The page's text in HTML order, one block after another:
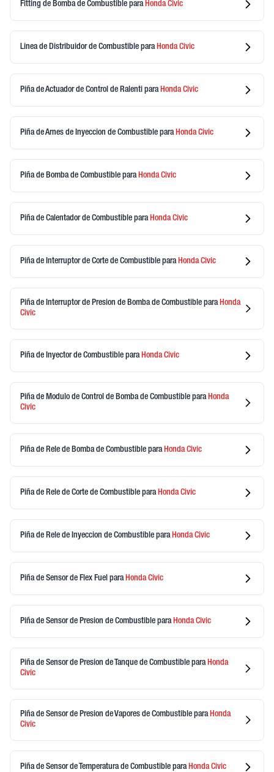
Fitting de Bomba de Combustible para HondaCivic
Linea de Distribuidor de Combustible para HondaCivic
Piña de Actuador de Control de Ralenti para HondaCivic
Piña de Arnes de Inyeccion de Combustible para HondaCivic
Piña de Bomba de Combustible para HondaCivic
Piña de Calentador de Combustible para HondaCivic
Piña de Interruptor de Corte de Combustible para HondaCivic
Piña de Interruptor de Presion de Bomba de Combustible paraHonda
Civic
Piña de Inyector de Combustible para HondaCivic
Piña de Modulo de Control de Bomba de Combustible paraHonda
Civic
Piña de Rele de Bomba de Combustible para HondaCivic
Piña de Rele de Corte de Combustible para HondaCivic
Piña de Rele de Inyeccion de Combustible para HondaCivic
Piña de Sensor de Flex Fuel para HondaCivic
Piña de Sensor de Presion de Combustible para HondaCivic
Piña de Sensor de Presion de Tanque de Combustible paraHonda
Civic
Piña de Sensor de Presion de Vapores de Combustible paraHonda
Civic
Piña de Sensor de Temperatura de Combustible para HondaCivic